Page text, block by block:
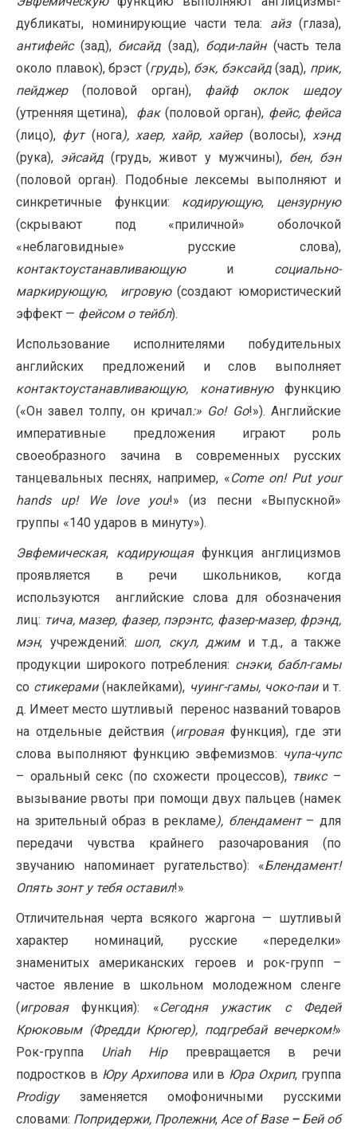
дубликаты, номинирующие части тела: айз(глаза),
антифейс(зад), бисайд (зад), боди-лайн(часть тела
около плавок), брэст (грудь), бэк, бэксайд(зад), прик,
пейджер(половой орган), файф оклок шедоу
(утренняя щетина), фак(половой орган), фейс, фейса
(лицо), фут(нога), хаер, хайр, хайер(волосы),хэнд
(рука), эйсайд (грудь, живот у мужчины), бен, бэн
(половой орган). Подобные лексемы выполняют и
синкретичные функции: кодирующую, цензурную
(скрывают под «приличной» оболочкой
«неблаговидные» русские слова),
контактоустанавливающуюи социально-
маркирующую, игровую(создают юмористический
эффект — фейсом о тейбл).
Использование исполнителями побудительных
английских предложений и слов выполняет
контактоустанавливающую, конативнуюфункцию
(«Он завел толпу, он кричал:» Go! Go!»). Английские
императивные предложения играют роль
своеобразного зачина в современных русских
танцевальных песнях, например, «Come on! Put your
hands
up! We love you!» (из песни «Выпускной»
группы «140 ударов в минуту»).
Эвфемическая, кодирующаяфункция англицизмов
проявляется в речи школьников, когда
используются английские слова для обозначения
лиц: тича, мазер, фазер, пэрэнтс, фазер-мазер, фрэнд,
мэн; учреждений: шоп, скул, джим и т.д., а также
продукции широкого потребления: снэки, бабл-гамы
со стикерами(наклейками), чуинг-гамы, чоко-паии т.
д. Имеет место шутливый перенос названий товаров
на отдельные действия (игроваяфункция), где эти
слова выполняют функцию эвфемизмов: чупа-чупс
– оральный секс (по схожести процессов), твикс–
вызывание рвоты при помощи двух пальцев (намек
на зрительный образ в рекламе), блендамент – для
передачи чувства крайнего разочарования (по
звучанию напоминает ругательство): «Блендамент!
Опять зонт у тебя оставил!»
Отличительная черта всякого жаргона — шутливый
характер номинаций, русские «переделки»
знаменитых американских героев и рок-групп –
частое явление в школьном молодежном сленге
(игроваяфункция): «Сегодня ужастик с
Федей
Крюковым (Фредди Крюгер), подгребай вечерком!»
Рок-группа Uriah Hipпревращается в речи
подростков в Юру Архиповаили в Юра Охрип, группа
Prodigyзаменяется омофоничными русскими
словами: Попридержи, Пролежни, Ace of Base–Бей об